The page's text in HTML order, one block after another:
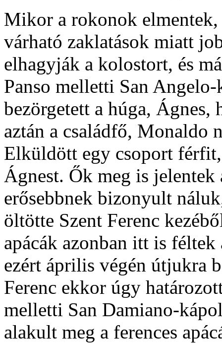
Mikor a rokonok elmentek,
várható zaklatások miatt
elhagyják a kolostort, és
Panso melletti San
bezörgetett a húga,
aztán a családfő, Monaldo
Elküldött egy csoport
Ágnest. Ők meg is
erősebbnek bizonyult
öltötte Szent Ferenc
apácák azonban itt is
ezért április végén útjukra
Ferenc ekkor úgy
melletti San Damiano-
alakult meg a ferences